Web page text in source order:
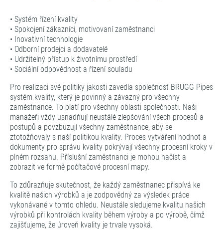
• Systém řízení kvality
• Spokojení zákazníci, motivovaní zaměstnanci
• Inovativní technologie
• Odborní prodejci a dodavatelé
• Udržitelný přístup k životnímu prostředí
• Sociální odpovědnost a řízení souladu
Pro realizaci své politiky jakosti zavedla společnost BRUGG Pipes
systém kvality, který je povinný a závazný pro všechny
zaměstnance. To platí pro všechny oblasti společnosti. Naši
manažeři vždy usnadňují neustálé zlepšování všech procesů a
postupů a povzbuzují všechny zaměstnance, aby se
ztotožňovaly s naší politikou kvality. Proces vytváření hodnot a
dokumenty pro správu kvality pokrývají všechny procesní kroky v
plném rozsahu. Příslušní zaměstnanci je mohou načíst a
zobrazit ve formě počítačové procesní mapy.
To zdůrazňuje skutečnost, že každý zaměstnanec přispívá ke
kvalitě našich výrobků a je zodpovědný za výsledek práce
vykonávané v tomto ohledu. Neustále sledujeme kvalitu našich
výrobků při kontrolách kvality během výroby a po výrobě, čímž
zajišťujeme, že úroveň kvality je trvale vysoká.